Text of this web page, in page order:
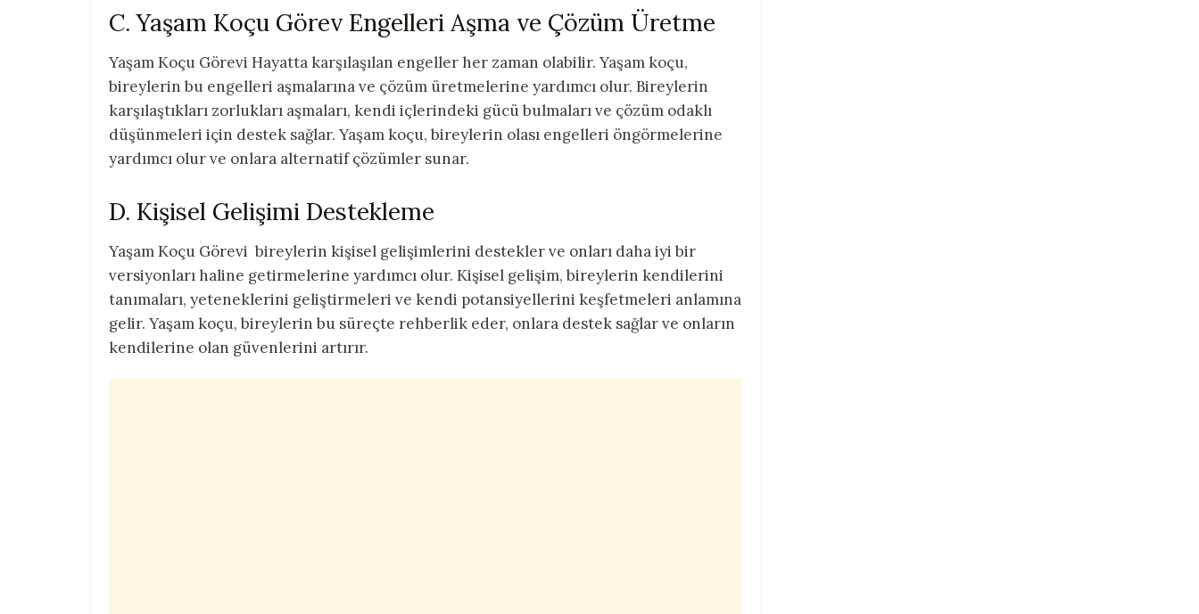
C. Yaşam Koçu Görev Engelleri Aşma ve Çözüm Üretme
Yaşam Koçu Görevi Hayatta karşılaşılan engeller her zaman olabilir. Yaşam koçu,
bireylerin bu engelleri aşmalarına ve çözüm üretmelerine yardımcı olur. Bireylerin
karşılaştıkları zorlukları aşmaları, kendi içlerindeki gücü bulmaları ve çözüm odaklı
düşünmeleri için destek sağlar. Yaşam koçu, bireylerin olası engelleri öngörmelerine
yardımcı olur ve onlara alternatif çözümler sunar.
D. Kişisel Gelişimi Destekleme
Yaşam Koçu Görevi bireylerin kişisel gelişimlerini destekler ve onları daha iyi bir
versiyonları haline getirmelerine yardımcı olur. Kişisel gelişim, bireylerin kendilerini
tanımaları, yeteneklerini geliştirmeleri ve kendi potansiyellerini keşfetmeleri anlamına
gelir. Yaşam koçu, bireylerin bu süreçte rehberlik eder, onlara destek sağlar ve onların
kendilerine olan güvenlerini artırır.